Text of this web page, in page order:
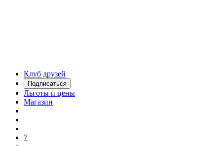
Клуб друзей
Подписаться
Льготы и цены
Магазин
7